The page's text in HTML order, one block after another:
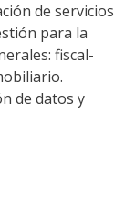
de servicios
para la
fiscal-
de datos y